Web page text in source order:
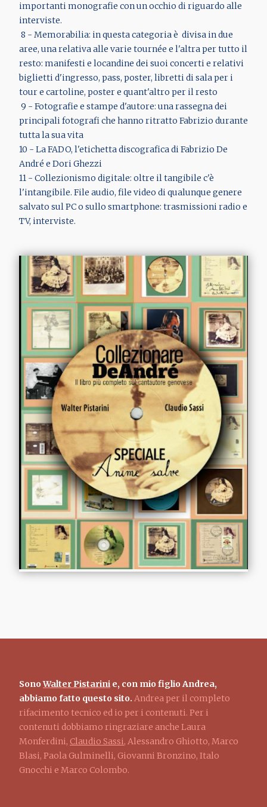
importanti monografie con un occhio di riguardo alle
interviste.
8 - Memorabilia: in questa categoria è divisa in due
aree, una relativa alle varie tournée e l'altra per tutto il
resto: manifesti e locandine dei suoi concerti e relativi
biglietti d'ingresso, pass, poster, libretti di sala per i
tour e cartoline, poster e quant'altro per il resto
9 - Fotografie e stampe d'autore: una rassegna dei
principali fotografi che hanno ritratto Fabrizio durante
tutta la sua vita
10 - La FADO, l'etichetta discografica di Fabrizio De
André e Dori Ghezzi
11 - Collezionismo digitale: oltre il tangibile c'è
l'intangibile. File audio, file video di qualunque genere
salvato sul PC o sullo smartphone: trasmissioni radio e
TV, interviste.
SonoWalter Pistarini e, con mio figlio Andrea,
abbiamo fatto questo sito. Andrea per il completo
rifacimento tecnico ed io per i contenuti. Per i
contenuti dobbiamo ringraziare anche Laura
Monferdini, Claudio Sassi, Alessandro Ghiotto, Marco
Blasi, Paola Gulminelli, Giovanni Bronzino, Italo
Gnocchi e Marco Colombo.